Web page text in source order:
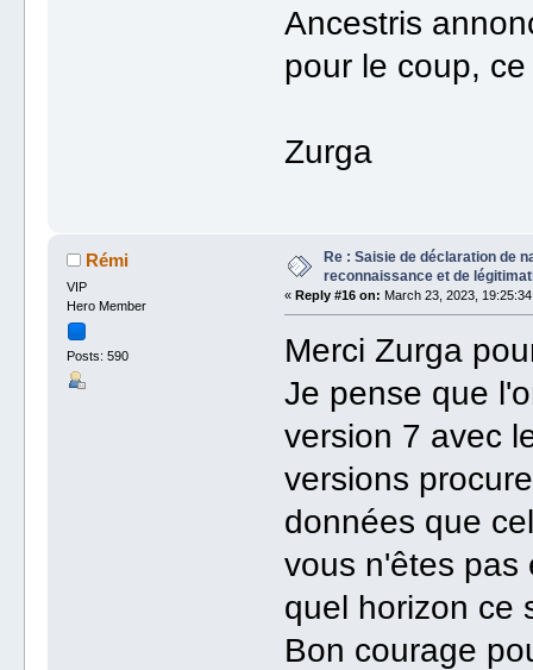
Ancestris
pour le coup,
Zurga
Rémi
VIP
Hero Member
Posts: 590
Re : Saisie de déclaration de
reconnaissance et de
«Reply #16 on: March 23, 2023,
Merci Zurga
Je pense que
version 7 avec
versions
données que
vous n'êtes pas
quel horizon ce
Bon courage